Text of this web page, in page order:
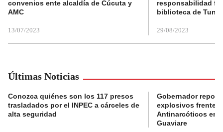
convenios ente alcaldía de Cúcuta y
AMC
13/07/2023
responsabilidad
biblioteca de
29/08/2023
Últimas Noticias
Conozca quiénes son los 117 presos
trasladados por el INPEC a cárceles de
alta seguridad
Gobernador
explosivos frente a
Antinarcóticos en
Guaviare